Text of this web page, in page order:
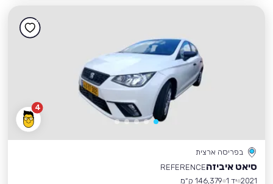
4
בפריסה ארצית
סיאט איביזהREFERENCE
2021 יד 1
146,379 ק״מ